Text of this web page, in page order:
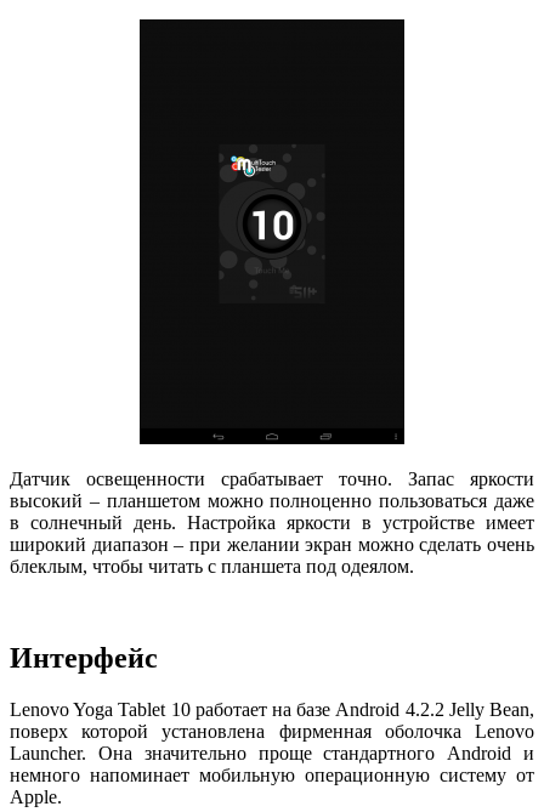
Датчик освещенности срабатывает точно. Запас яркости
высокий – планшетом можно полноценно пользоваться даже
в солнечный день. Настройка яркости в устройстве имеет
широкий диапазон – при желании экран можно сделать очень
блеклым, чтобы читать с планшета под одеялом.
Интерфейс
Lenovo Yoga Tablet 10 работает на базе Android 4.2.2 Jelly Bean,
поверх которой установлена фирменная оболочка Lenovo
Launcher. Она значительно проще стандартного Android и
немного напоминает мобильную операционную систему от
Apple.